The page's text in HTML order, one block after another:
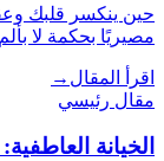
حين ينكسر قلبك
مصيريًا بحكمة لا
اقرأ المقال →
مقال رئيسي
الخيانة